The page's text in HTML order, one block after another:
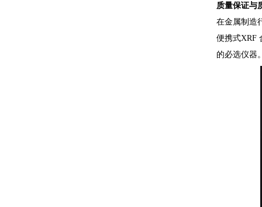
质量保证与
在金属制造
便携式XRF
的必选仪器